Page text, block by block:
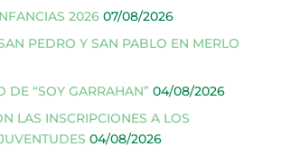
2026 07/08/2026
PEDRO Y SAN PABLO EN MERLO
DE “SOY GARRAHAN” 04/08/2026
LAS INSCRIPCIONES A LOS
04/08/2026